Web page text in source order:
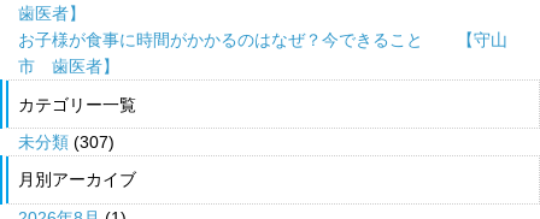
歯医者】
お子様が食事に時間がかかるのはなぜ？今できること 【守山
市 歯医者】
カテゴリー一覧
未分類 (307)
月別アーカイブ